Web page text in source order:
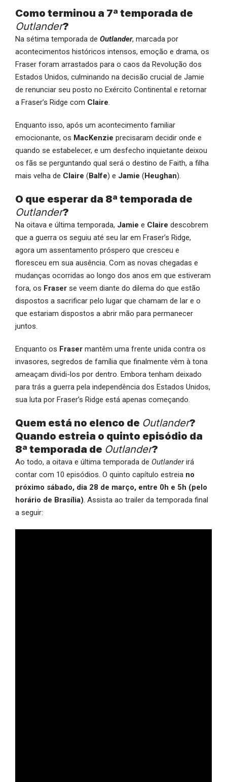
Como terminou a 7ª temporada de
Outlander?
Na sétima temporada de Outlander, marcada por
acontecimentos históricos intensos, emoção e drama, os
Fraser foram arrastados para o caos da Revolução dos
Estados Unidos, culminando na decisão crucial de Jamie
de renunciar seu posto no Exército Continental e retornar
a Fraser’s Ridge com Claire.
Enquanto isso, após um acontecimento familiar
emocionante, os MacKenzie precisaram decidir onde e
quando se estabelecer, e um desfecho inquietante deixou
os fãs se perguntando qual será o destino de Faith, a filha
mais velha de Claire (Balfe) e Jamie (Heughan).
O que esperar da 8ª temporada de
Outlander?
Na oitava e última temporada, Jamie e Claire descobrem
que a guerra os seguiu até seu lar em Fraser’s Ridge,
agora um assentamento próspero que cresceu e
floresceu em sua ausência. Com as novas chegadas e
mudanças ocorridas ao longo dos anos em que estiveram
fora, os Fraser se veem diante do dilema do que estão
dispostos a sacrificar pelo lugar que chamam de lar e o
que estariam dispostos a abrir mão para permanecer
juntos.
Enquanto os Fraser mantêm uma frente unida contra os
invasores, segredos de família que finalmente vêm à tona
ameaçam dividi-los por dentro. Embora tenham deixado
para trás a guerra pela independência dos Estados Unidos,
sua luta por Fraser’s Ridge está apenas começando.
Quem está no elenco de Outlander?
Quando estreia o quinto episódio da
8ª temporada de Outlander?
Ao todo, a oitava e última temporada de Outlanderirá
contar com 10 episódios. O quinto capítulo estreia no
próximo sábado, dia 28 de março, entre 0h e 5h (pelo
horário de Brasília). Assista ao trailer da temporada final
a seguir: